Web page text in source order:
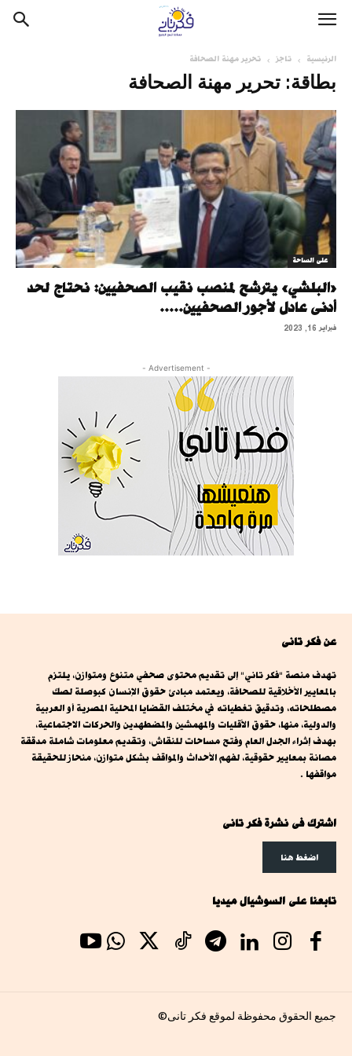
الرئيسية تاجز تحرير مهنة الصحافة
بطاقة: تحرير مهنة الصحافة
على الساحة
«البلشي» يترشح لمنصب نقيب الصحفيين: نحتاج لحد
أدنى عادل لأجور الصحفيين.....
فبراير 16, 2023
- Advertisement -
عن فكر تانى
تهدف منصة "فكر تاني" إلى تقديم محتوى صحفي متنوع ومتوازن، يلتزم
بالمعايير الأخلاقية للصحافة، ويعتمد مبادئ حقوق الإنسان كبوصلة لصك
مصطلحاته، وتدقيق تغطياته في مختلف القضايا المحلية المصرية أو العربية
والدولية، منها، حقوق الأقليات والمهمشين والمضطهدين والحركات الاجتماعية،
بهدف إثراء الجدل العام وفتح مساحات للنقاش، وتقديم معلومات شاملة مدققة
مصانة بمعايير حقوقية، لفهم الأحداث والمواقف بشكل متوازن، منحاز للحقيقة
مواقفها .
اشترك فى نشرة فكر تانى
اضغط هنا
تابعنا على السوشيال ميديا
جميع الحقوق محفوظة لموقع فكر تانى©